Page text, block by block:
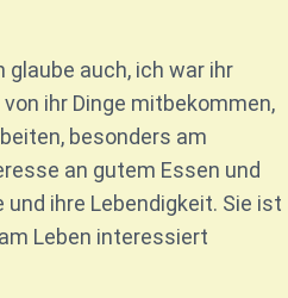
glaube auch, ich war ihr
ihr Dinge mitbekommen,
besonders am
an gutem Essen und
ihre Lebendigkeit. Sie ist
Leben interessiert